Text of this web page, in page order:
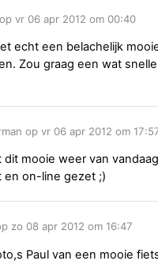
vr 06 apr 2012 om 00:40
echt een belachelijk
Zou graag een wat
op vr 06 apr 2012 om
dit mooie weer van
en on-line gezet ;)
zo 08 apr 2012 om 16:47
Paul van een mooie